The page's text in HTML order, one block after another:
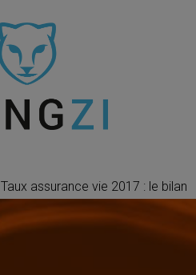
Taux assurance vie 2017 : le bilan